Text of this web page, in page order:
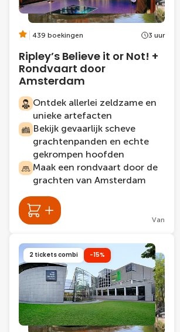
439 boekingen 3 uur
Ripley’s Believe it or Not! +
Rondvaart door
Amsterdam
Ontdek allerlei zeldzame en
unieke artefacten
Bekijk gevaarlijk scheve
grachtenpanden en echte
gekrompen hoofden
Maak een rondvaart door de
grachten van Amsterdam
Van
2 tickets combi -15%